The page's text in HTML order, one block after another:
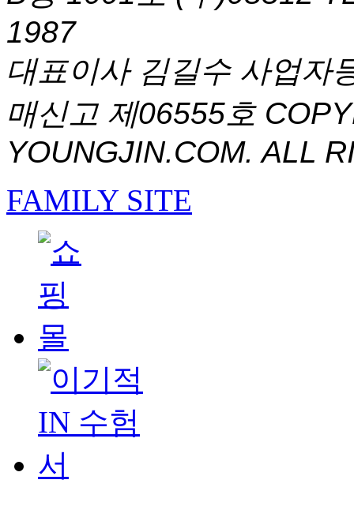
1987
대표이사 김길수 사업자
매신고 제06555호
YOUNGJIN.COM. ALL
FAMILY SITE